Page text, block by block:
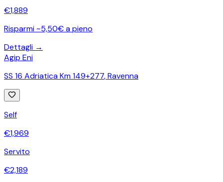
€1,889
Risparmi ~5,50€ a pieno
Dettagli →
Agip Eni
SS 16 Adriatica Km 149+277,Ravenna
Self
€1,969
Servito
€2,189